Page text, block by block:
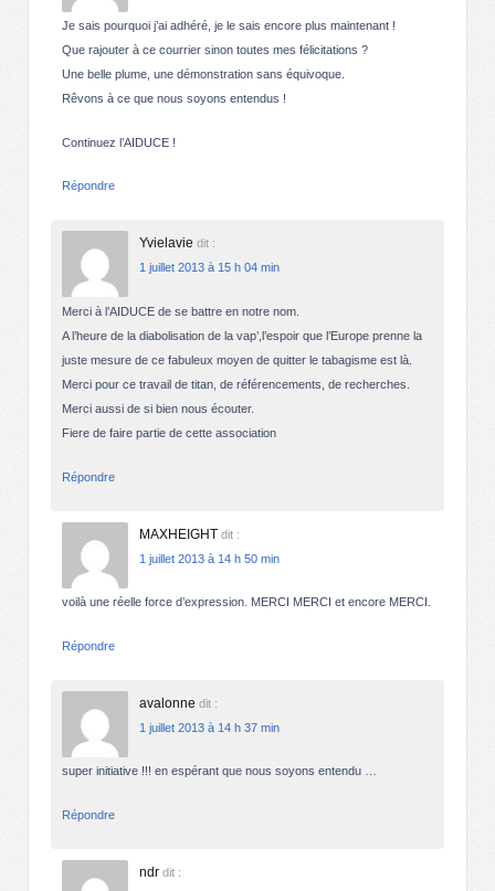
Je sais pourquoi j’ai adhéré, je le sais encore plus maintenant !
Que rajouter à ce courrier sinon toutes mes félicitations ?
Une belle plume, une démonstration sans équivoque.
Rêvons à ce que nous soyons entendus !
Continuez l’AIDUCE !
Répondre
Yvielavie dit :
1 juillet 2013 à 15 h 04 min
Merci à l’AIDUCE de se battre en notre nom.
A l’heure de la diabolisation de la vap’,l’espoir que l’Europe prenne la
juste mesure de ce fabuleux moyen de quitter le tabagisme est là.
Merci pour ce travail de titan, de référencements, de recherches.
Merci aussi de si bien nous écouter.
Fiere de faire partie de cette association
Répondre
MAXHEIGHT dit :
1 juillet 2013 à 14 h 50 min
voilà une réelle force d’expression. MERCI MERCI et encore MERCI.
Répondre
avalonne dit :
1 juillet 2013 à 14 h 37 min
super initiative !!! en espérant que nous soyons entendu …
Répondre
ndr dit :